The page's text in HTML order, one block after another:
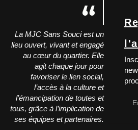
La MJC Sans Souci est un
lieu ouvert, vivant et engagé
au cœur du quartier. Elle
agit chaque jour pour
favoriser le lien social,
l’accès à la culture et
l’émancipation de toutes et
tous, grâce à l’implication de
ses équipes et partenaires.